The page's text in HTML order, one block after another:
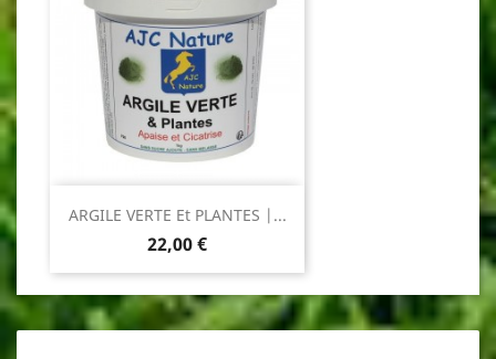
ARGILE VERTE Et PLANTES |...
Prix
22,00 €